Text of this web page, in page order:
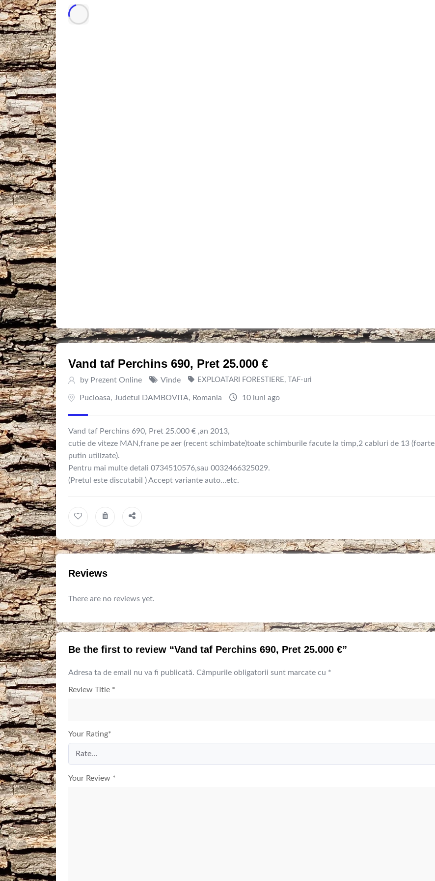
Vand taf Perchins 690, Pret 25.000 €
by Prezent Online Vinde EXPLOATARI FORESTIERE, TAF-uri
Pucioasa, Judetul DAMBOVITA, Romania 10 luni ago
Vand taf Perchins 690, Pret 25.000 € ,an 2013,
cutie de viteze MAN,frane pe aer (recent schimbate)toate schimburile facute la timp,2 cabluri de 13 (foarte
putin utilizate).
Pentru mai multe detali 0734510576,sau 0032466325029.
(Pretul este discutabil ) Accept variante auto…etc.
Reviews
There are no reviews yet.
Be the first to review “Vand taf Perchins 690, Pret 25.000 €”
Adresa ta de email nu va fi publicată. Câmpurile obligatorii sunt marcate cu *
Review Title *
Your Rating*
Your Review *